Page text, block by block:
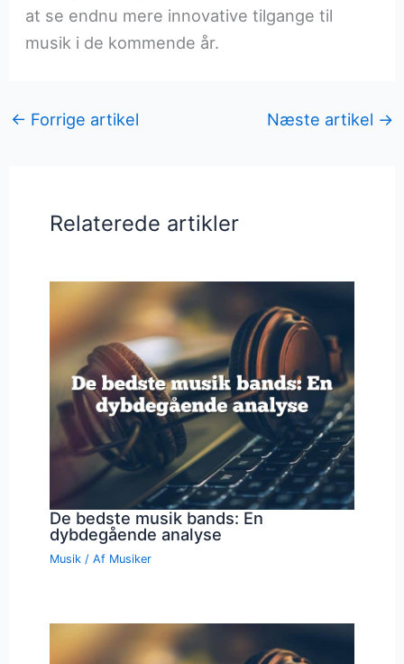
at se endnu mere innovative tilgange til
musik i de kommende år.
← Forrige artikel Næste artikel →
Relaterede artikler
De bedste musik bands: En
dybdegående analyse
Musik / Af Musiker